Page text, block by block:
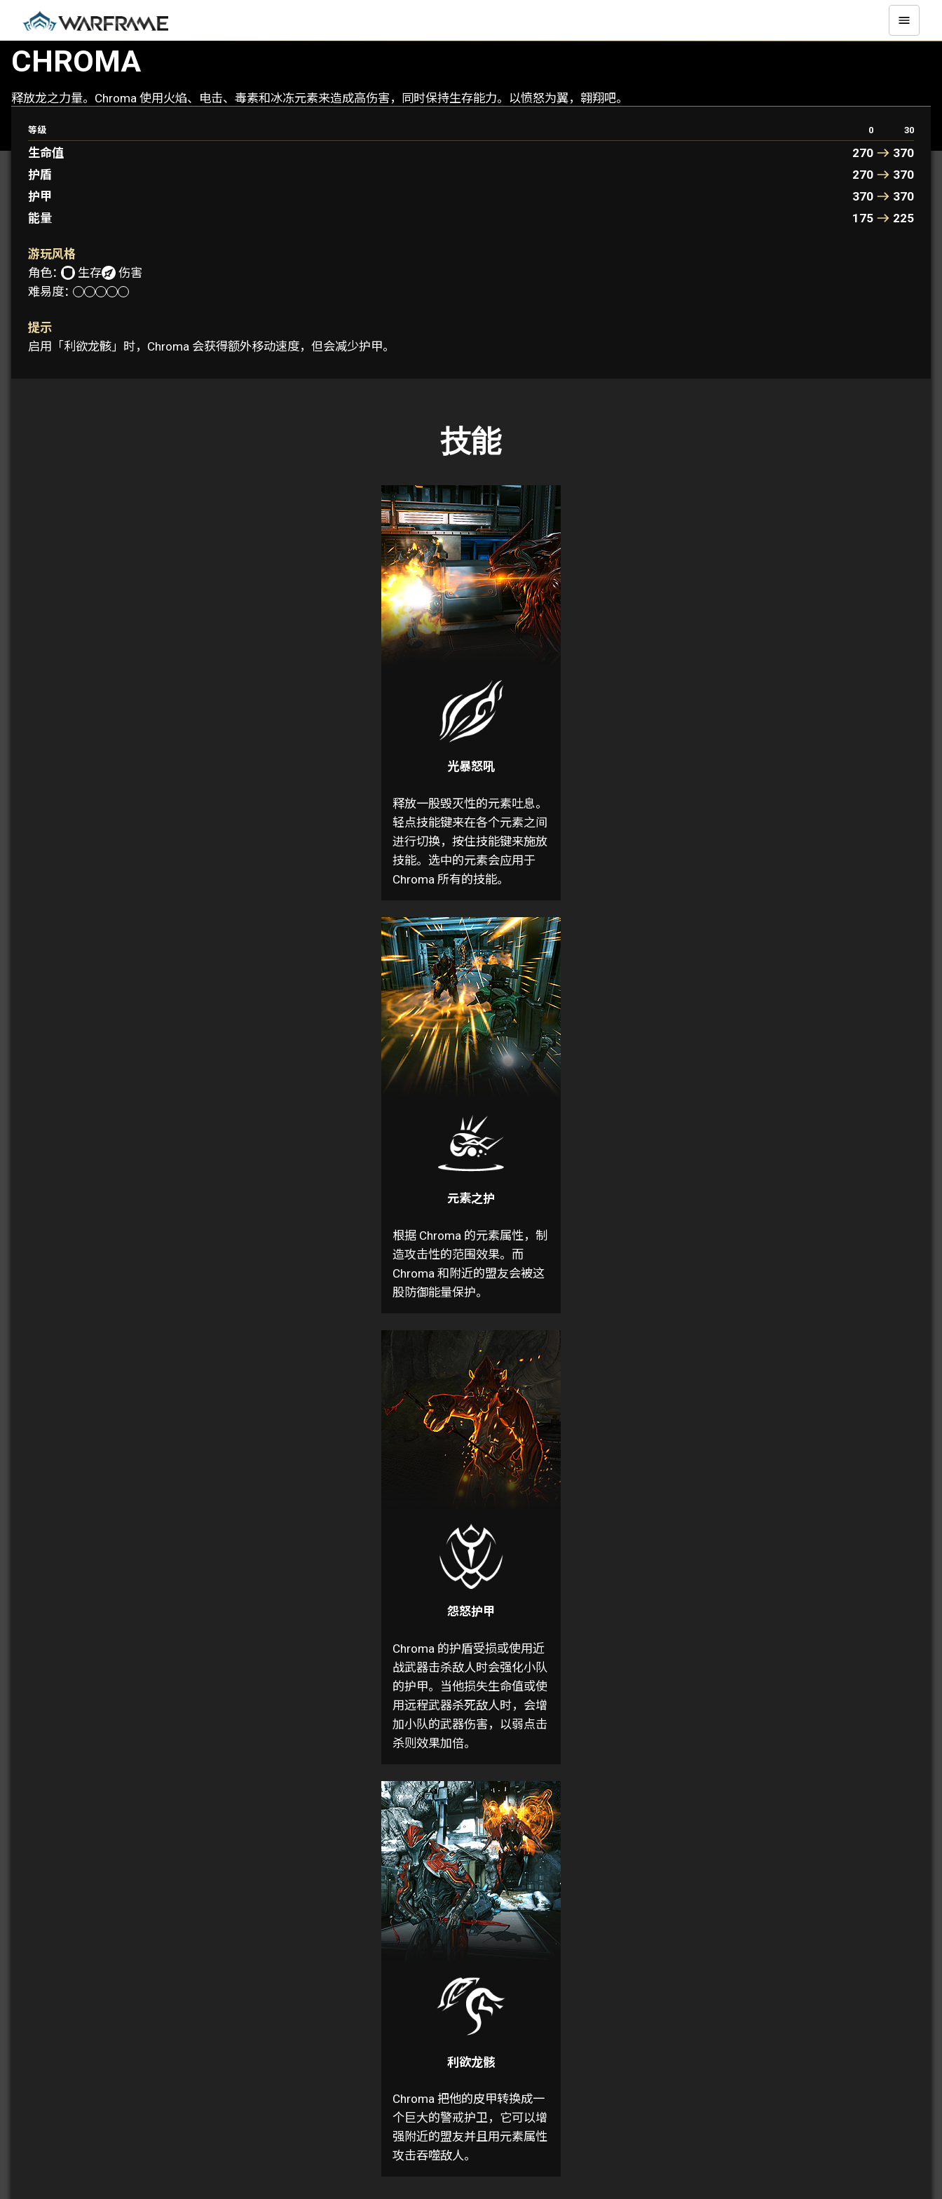
CHROMA
释放龙之力量。Chroma 使用火焰、电击、毒素和冰冻元素来造成高伤害，同时保持生存能力。以愤怒为翼，翱翔吧。
等级 0 30
生命值 270
370
护盾
270
370
护甲
370
370
能量
175 225
游玩风格
角色：
生存
伤害
难易度：
提示
启用「利欲龙骸」时，Chroma 会获得额外移动速度，但会减少护甲。
技能
光暴怒吼
释放一股毁灭性的元素吐息。
轻点技能键来在各个元素之间
进行切换，按住技能键来施放
技能。选中的元素会应用于
Chroma 所有的技能。
元素之护
根据 Chroma 的元素属性，制
造攻击性的范围效果。而
Chroma 和附近的盟友会被这
股防御能量保护。
怨怒护甲
Chroma 的护盾受损或使用近
战武器击杀敌人时会强化小队
的护甲。当他损失生命值或使
用远程武器杀死敌人时，会增
加小队的武器伤害，以弱点击
杀则效果加倍。
利欲龙骸
Chroma 把他的皮甲转换成一
个巨大的警戒护卫，它可以增
强附近的盟友并且用元素属性
攻击吞噬敌人。